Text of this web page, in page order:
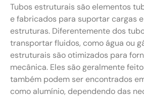
Tubos estruturais são elementos
e fabricados para suportar cargas
estruturas. Diferentemente dos
transportar fluidos, como água ou
estruturais são otimizados para
mecânica. Eles são geralmente
também podem ser encontrados
como alumínio, dependendo das